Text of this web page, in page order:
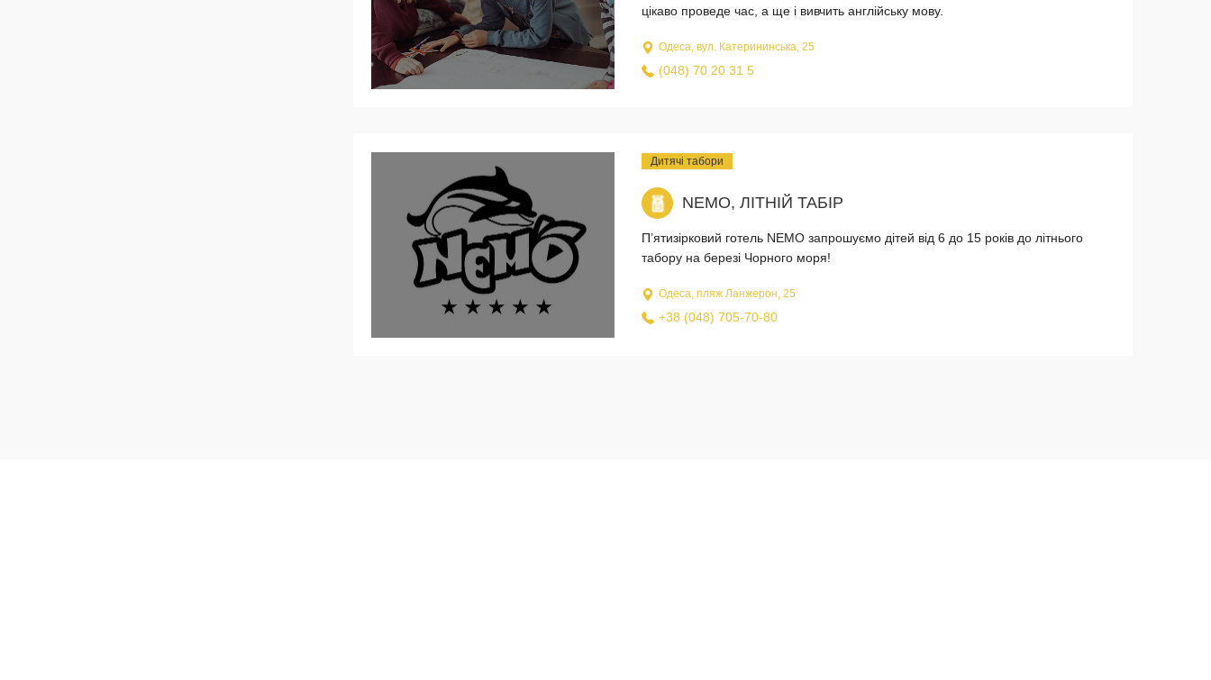
цікаво проведе час, а ще і вивчить англійську мову.
Одеса, вул. Катерининська, 25
(048) 70 20 31 5
Дитячі табори
NEMO, ЛІТНІЙ ТАБІР
П’ятизірковий готель NEMO запрошуємо дітей від 6 до 15 років до літнього
табору на березі Чорного моря!
Одеса, пляж Ланжерон, 25
+38 (048) 705-70-80